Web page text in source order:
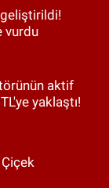
vurdu
aktif
yaklaştı!